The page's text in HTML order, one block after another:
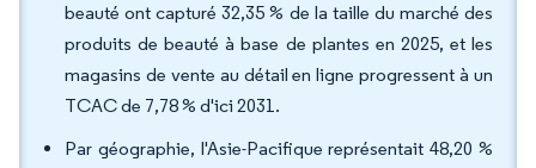
beauté ont capturé 32,35 % de la taille du marché des
produits de beauté à base de plantes en 2025, et les
magasins de vente au détail en ligne progressent à un
TCAC de 7,78 % d'ici 2031.
Par géographie, l'Asie-Pacifique représentait 48,20 %